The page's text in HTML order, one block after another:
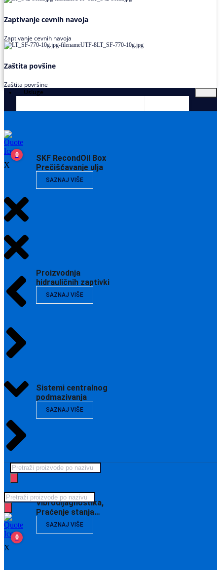
Zaptivanje cevnih navoja
Zaptivanje cevnih navoja
Zaštita povšine
Zaštita površine
Usluge
SKF RecondOil Box
Prečišćavanje ulja
SAZNAJ VIŠE
Proizvodnja
hidrauličnih zaptivki
SAZNAJ VIŠE
Sistemi centralnog
podmazivanja
SAZNAJ VIŠE
Vibrodijagnostika,
Praćenje stanja…
SAZNAJ VIŠE
0
X
Products
search
Products
search
0
X